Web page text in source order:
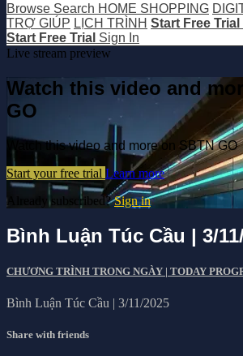
Browse Search HOME SHOPPING
TRỢ GIÚP LỊCH TRÌNH Start Free Trial
Start Free Trial Sign In
Live stream preview
Watch this video and
GO
Watch this video and more on SBTN GO
Start your free trial Learn more
Already subscribed?Sign in
Bình Luận Túc Cầu | 3/
CHƯƠNG TRÌNH TRONG NGÀY | TODAY
Bình Luận Túc Cầu | 3/11/2025
Share with friends